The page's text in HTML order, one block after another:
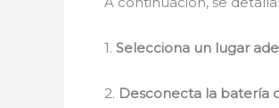
1. Selecciona un lugar
2. Desconecta la batería